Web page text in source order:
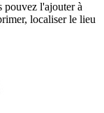
l'ajouter à
localiser le lieu